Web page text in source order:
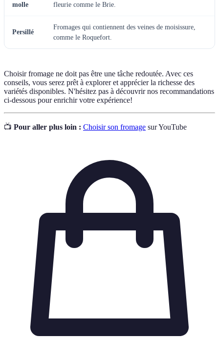
molle
fleurie comme le Brie.
Persillé
Fromages qui contiennent des veines de moisissure,
comme le Roquefort.
Choisir fromage ne doit pas être une tâche redoutée. Avec ces
conseils, vous serez prêt à explorer et apprécier la richesse des
variétés disponibles. N'hésitez pas à découvrir nos recommandations
ci-dessous pour enrichir votre expérience!
📺 Pour aller plus loin : Choisir son fromage sur YouTube